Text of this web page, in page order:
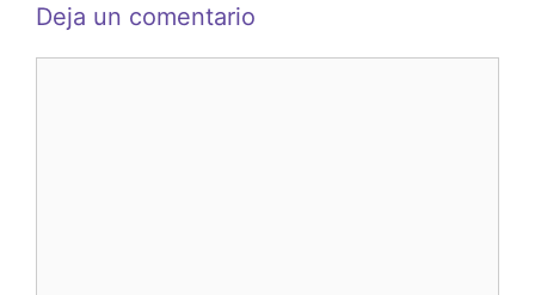
Deja un comentario